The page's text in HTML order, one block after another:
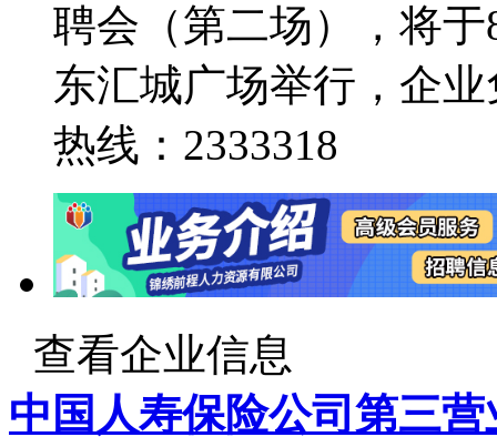
聘会（第二场），将
东汇城广场举行，企
热线：2333318
查看企业信息
中国人寿保险公司第三营